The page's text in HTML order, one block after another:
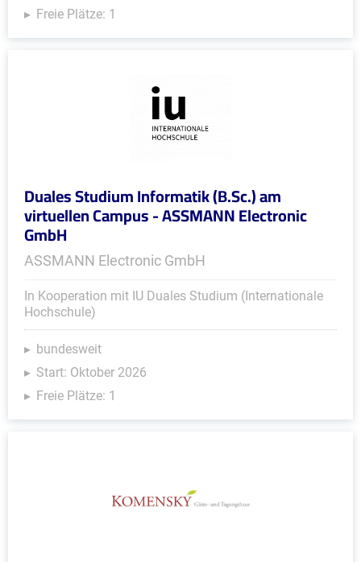
Freie Plätze: 1
Duales Studium Informatik (B.Sc.) am
virtuellen Campus - ASSMANN Electronic
GmbH
ASSMANN Electronic GmbH
In Kooperation mit IU Duales Studium (Internationale
Hochschule)
bundesweit
Start: Oktober 2026
Freie Plätze: 1